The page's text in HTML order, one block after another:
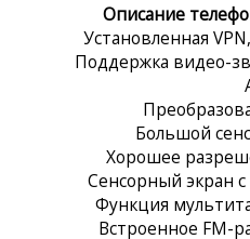
Описание
Установленная
Поддержка видео-
Большой
Хорошее
Сенсорный экран
Функция
Встроенное FM-